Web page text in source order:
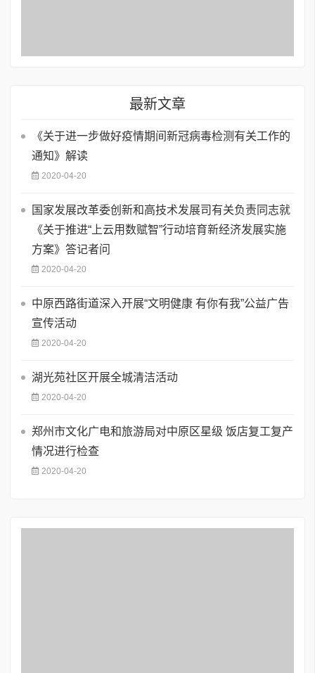
最新文章
《关于进一步做好疫情期间新冠病毒检测有关工作的
通知》解读
2020-04-20
国家发展改革委创新和高技术发展司有关负责同志就
《关于推进“上云用数赋智”行动培育新经济发展实施
方案》答记者问
2020-04-20
中原西路街道深入开展“文明健康 有你有我”公益广告
宣传活动
2020-04-20
湖光苑社区开展全城清洁活动
2020-04-20
郑州市文化广电和旅游局对中原区星级 饭店复工复产
情况进行检查
2020-04-20